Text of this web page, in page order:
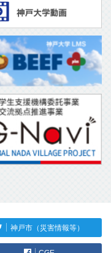
神戸市（災害情報等）